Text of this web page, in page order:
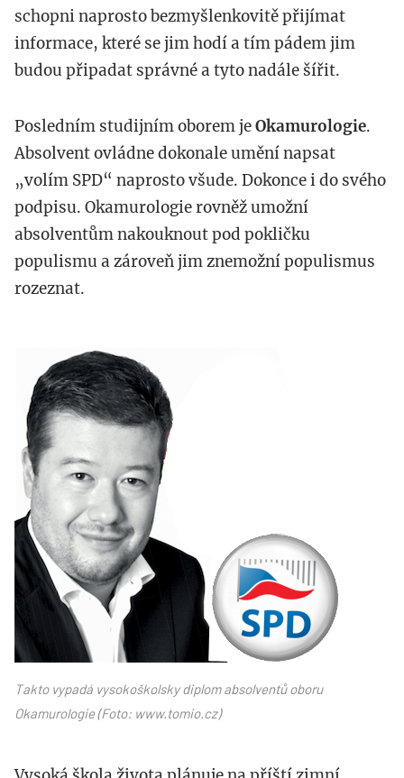
schopni naprosto bezmyšlenkovitě přijímat
informace, které se jim hodí a tím pádem jim
budou připadat správné a tyto nadále šířit.
Posledním studijním oborem jeOkamurologie.
Absolvent ovládne dokonale umění napsat
„volím SPD“ naprosto všude. Dokonce i do svého
podpisu. Okamurologie rovněž umožní
absolventům nakouknout pod pokličku
populismu a zároveň jim znemožní populismus
rozeznat.
httpwww.tomio_.cz_.png
Takto vypadá vysokoškolsky diplom absolventů oboru
Okamurologie (Foto: www.tomio.cz)